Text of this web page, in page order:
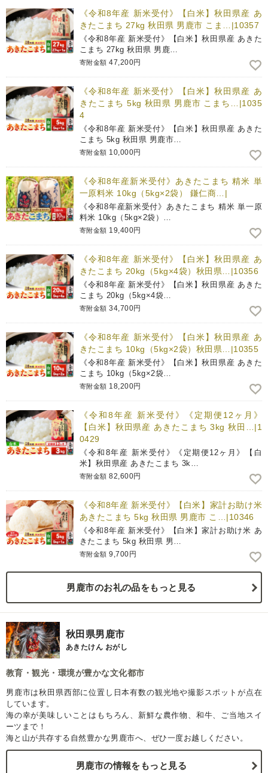
《令和8年産 新米受付》【白米】秋田県産 あ
きたこまち 27kg 秋田県 男鹿市 こま…|10357
《令和8年産 新米受付》【白米】秋田県産 あきた
こまち 27kg 秋田県 男鹿…
寄附金額 47,200円
《令和8年産 新米受付》【白米】秋田県産 あ
きたこまち 5kg 秋田県 男鹿市 こまち…|1035
4
《令和8年産 新米受付》【白米】秋田県産 あきた
こまち 5kg 秋田県 男鹿市…
寄附金額 10,000円
《令和8年産新米受付》あきたこまち 精米 単
一原料米 10kg（5kg×2袋） 鎌仁商…|
《令和8年産新米受付》あきたこまち 精米 単一原
料米 10kg（5kg×2袋）…
寄附金額 19,400円
《令和8年産 新米受付》【白米】秋田県産 あ
きたこまち 20kg（5kg×4袋）秋田県…|10356
《令和8年産 新米受付》【白米】秋田県産 あきた
こまち 20kg（5kg×4袋…
寄附金額 34,700円
《令和8年産 新米受付》【白米】秋田県産 あ
きたこまち 10kg（5kg×2袋）秋田県…|10355
《令和8年産 新米受付》【白米】秋田県産 あきた
こまち 10kg（5kg×2袋…
寄附金額 18,200円
《令和8年産 新米受付》《定期便12ヶ月》
【白米】秋田県産 あきたこまち 3kg 秋田…|1
0429
《令和8年産 新米受付》《定期便12ヶ月》【白
米】秋田県産 あきたこまち 3k…
寄附金額 82,600円
《令和8年産 新米受付》【白米】家計お助け米
あきたこまち 5kg 秋田県 男鹿市 こ…|10346
《令和8年産 新米受付》【白米】家計お助け米 あ
きたこまち 5kg 秋田県 男…
寄附金額 9,700円
男鹿市のお礼の品をもっと見る
秋田県男鹿市
あきたけん おがし
教育・観光・環境が豊かな文化都市
男鹿市は秋田県西部に位置し日本有数の観光地や撮影スポットが点在
しています。
海の幸が美味しいことはもちろん、新鮮な農作物、和牛、ご当地スイ
ーツまで！
海と山が共存する自然豊かな男鹿市へ、ぜひ一度お越しください。
男鹿市の情報をもっと見る